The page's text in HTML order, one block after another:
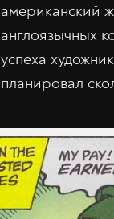
американский
англоязычных
успеха
планировал